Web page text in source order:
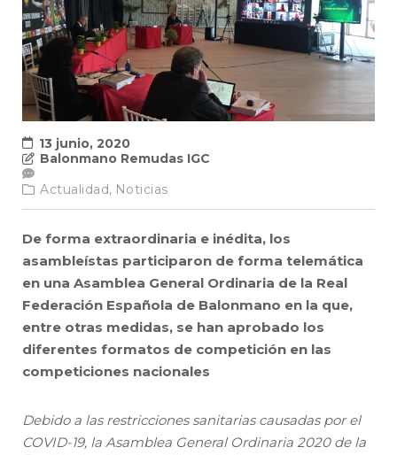
13 junio, 2020
Balonmano Remudas IGC
Actualidad, Noticias
De forma extraordinaria e inédita, los
asambleístas participaron de forma telemática
en una Asamblea General Ordinaria de la Real
Federación Española de Balonmano en la que,
entre otras medidas, se han aprobado los
diferentes formatos de competición en las
competiciones nacionales
Debido a las restricciones sanitarias causadas por el
COVID-19, la Asamblea General Ordinaria 2020 de la